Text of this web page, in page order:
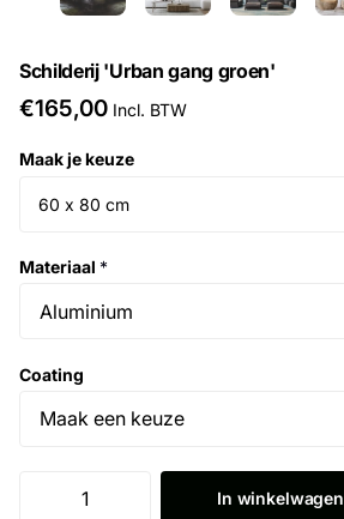
Schilderij 'Urban gang groen'
€165,00 Incl. BTW
Maak je keuze
Materiaal *
Coating
In winkelwagen